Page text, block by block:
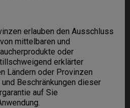
erlauben den Ausschluss
mittelbaren und
oder
erklärter
Ländern oder Provinzen
Beschränkungen dieser
auf Sie